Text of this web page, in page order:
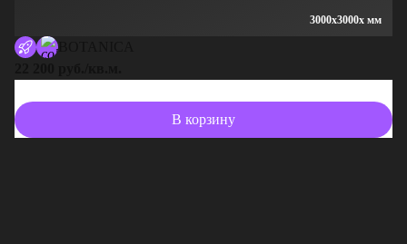
3000x3000x мм
В корзину